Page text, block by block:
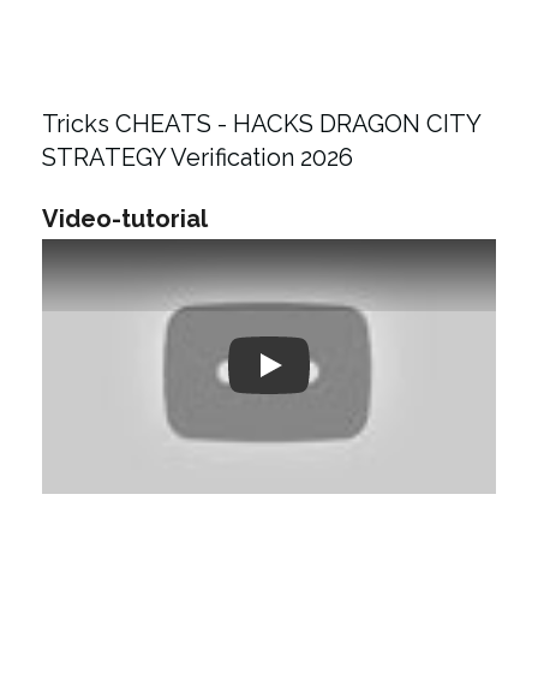
Tricks CHEATS - HACKS DRAGON CITY
STRATEGY Verification 2026
Video-tutorial
Play: Keynote (Google I/O '18)